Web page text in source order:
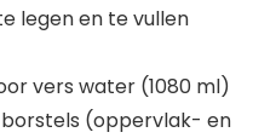
legen en te vullen
vers water (1080 ml)
(oppervlak- en